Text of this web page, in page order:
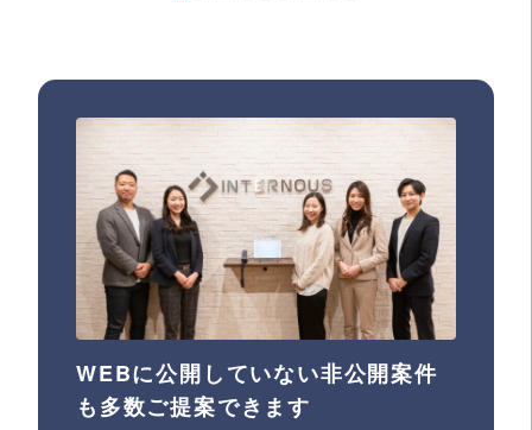
WEBに公開していない非公開案件
も多数ご提案できます